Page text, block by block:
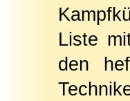
Liste
den